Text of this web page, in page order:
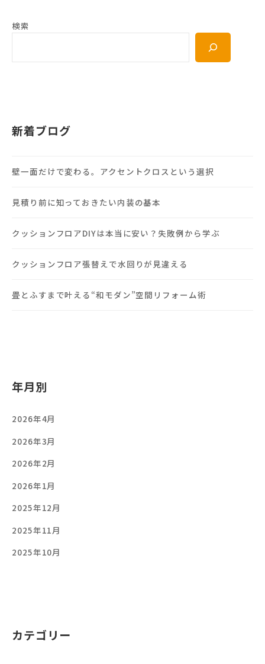
検索
新着ブログ
壁一面だけで変わる。アクセントクロスという選択
見積り前に知っておきたい内装の基本
クッションフロアDIYは本当に安い？失敗例から学ぶ
クッションフロア張替えで水回りが見違える
畳とふすまで叶える“和モダン”空間リフォーム術
年月別
2026年4月
2026年3月
2026年2月
2026年1月
2025年12月
2025年11月
2025年10月
カテゴリー